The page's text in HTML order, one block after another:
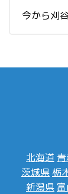
今から刈
北海道
茨城県 栃
新潟県